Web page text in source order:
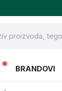
BRANDOVI